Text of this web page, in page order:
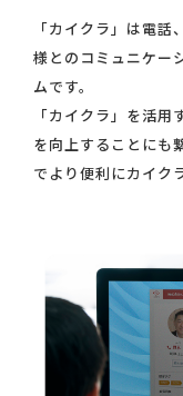
「カイクラ」は電
様とのコミュニケー
ムです。
「カイクラ」を活
を向上することにも
でより便利にカイク